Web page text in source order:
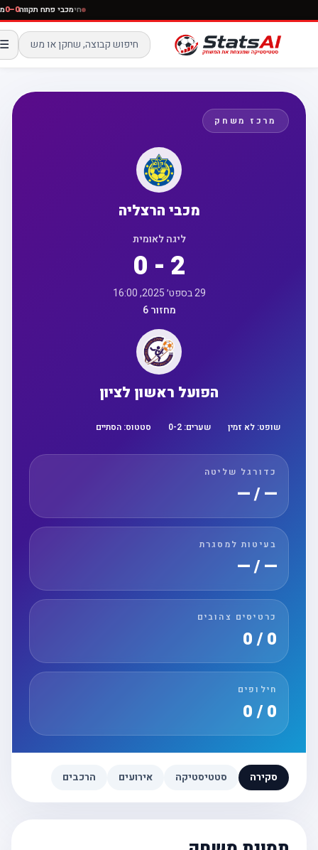
חימכבי פתח תקווה
☰
מרכז משחק
מכבי הרצליה
ליגה לאומית
0 - 2
29 בספט׳ 2025, 16:00
מחזור 6
הפועל ראשון לציון
שופט:לא זמין שערים: 0 -2 סטטוס:הסתיים
כדורגל שליטה
— / —
בעיטות למסגרת
— / —
כרטיסים צהובים
חילופים
סקירה סטטיסטיקה אירועים הרכבים